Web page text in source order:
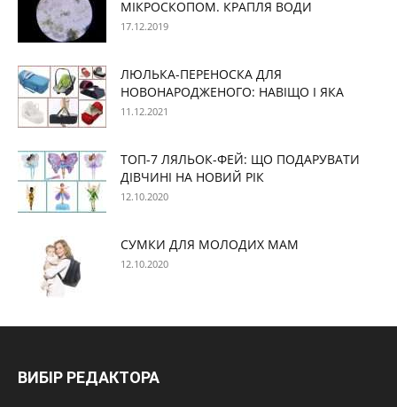
МІКРОСКОПОМ. КРАПЛЯ ВОДИ
17.12.2019
ЛЮЛЬКА-ПЕРЕНОСКА ДЛЯ
НОВОНАРОДЖЕНОГО: НАВІЩО І ЯКА
11.12.2021
ТОП-7 ЛЯЛЬОК-ФЕЙ: ЩО ПОДАРУВАТИ
ДІВЧИНІ НА НОВИЙ РІК
12.10.2020
СУМКИ ДЛЯ МОЛОДИХ МАМ
12.10.2020
ВИБІР РЕДАКТОРА